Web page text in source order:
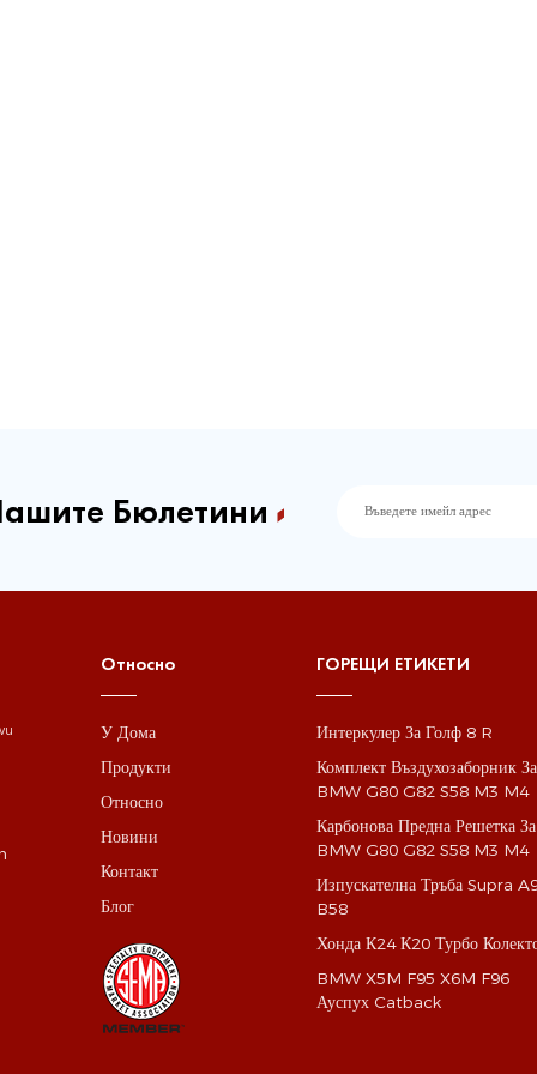
Бюлетини
Относно
У Дома
Продукти
Относно
Новини
Контакт
Блог
ГОРЕЩИ ЕТИКЕТИ
Интеркулер За Голф 8 R
Комплект Въздухозаборник За
BMW G80 G82 S58 M3 M4
Карбонова Предна Решетка За
BMW G80 G82 S58 M3 M4
Изпускателна Тръба Supra
B58
Хонда К24 К20 Турбо
BMW X5M F95 X6M F96
Ауспух Catback